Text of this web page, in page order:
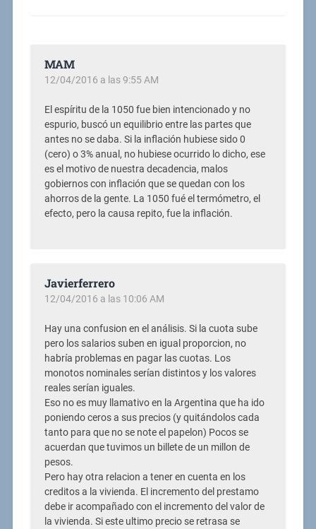
MAM
12/04/2016 a las 9:55 AM
El espíritu de la 1050 fue bien intencionado y no
espurio, buscó un equilibrio entre las partes que
antes no se daba. Si la inflación hubiese sido 0
(cero) o 3% anual, no hubiese ocurrido lo dicho, ese
es el motivo de nuestra decadencia, malos
gobiernos con inflación que se quedan con los
ahorros de la gente. La 1050 fué el termómetro, el
efecto, pero la causa repito, fue la inflación.
Javierferrero
12/04/2016 a las 10:06 AM
Hay una confusion en el análisis. Si la cuota sube
pero los salarios suben en igual proporcion, no
habría problemas en pagar las cuotas. Los
monotos nominales serían distintos y los valores
reales serían iguales.
Eso no es muy llamativo en la Argentina que ha ido
poniendo ceros a sus precios (y quitándolos cada
tanto para que no se note el papelon) Pocos se
acuerdan que tuvimos un billete de un millon de
pesos.
Pero hay otra relacion a tener en cuenta en los
creditos a la vivienda. El incremento del prestamo
debe ir acompañado con el incremento del valor de
la vivienda. Si este ultimo precio se retrasa se